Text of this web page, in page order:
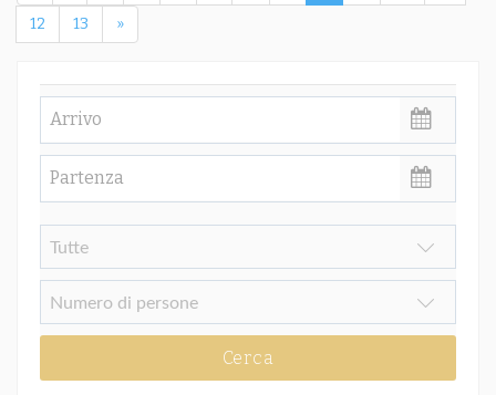
12
13 »
Cerca